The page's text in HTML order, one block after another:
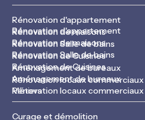
Rénovation d'appartement
Rénovation d'appartement
Rénovation de maisons
Rénovation de maisons
Rénovation Salle de bains
Rénovation Salle de bains
Rénovation de Cuisines
Rénovation de Cuisines
Aménagement de bureaux
Aménagement de bureaux
Rénovation locaux commerciaux
Rénovation locaux commerciaux
Métiers
Curage et démolition